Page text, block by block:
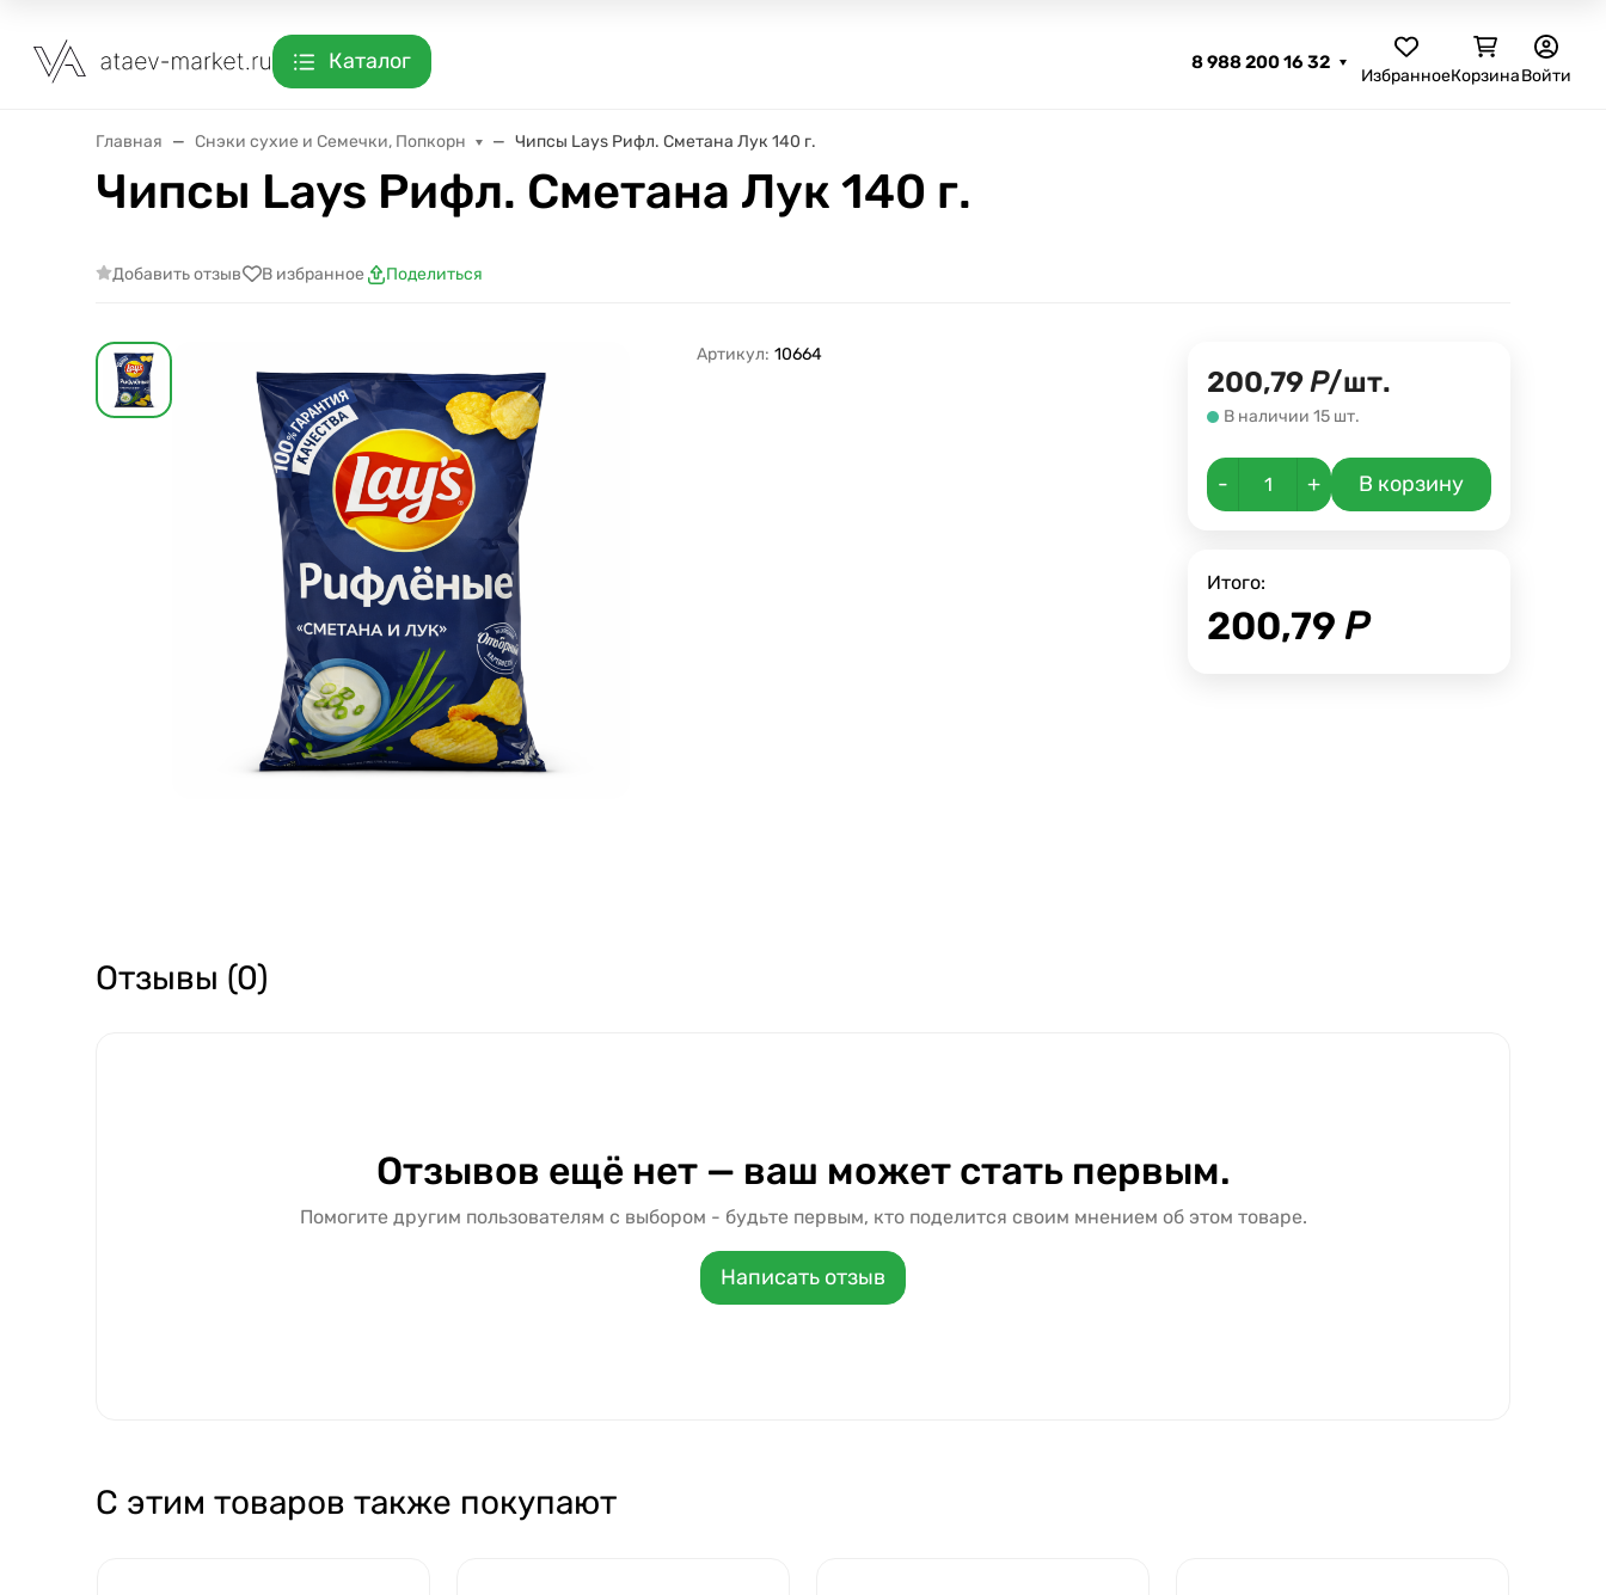
Каталог 8 988 200 16 32
ИзбранноеКорзинаВойти
Главная Снэки сухие и Семечки, Попкорн Чипсы Lays Рифл. Сметана Лук 140 г.
Чипсы Lays Рифл. Сметана Лук 140 г.
Добавить отзыв В избранное Поделиться
Артикул: 10664
200,79Р/шт.
В наличии 15 шт.
- + В корзину
Итого:
200,79 Р
Отзывы (0)
Отзывов ещё нет — ваш может стать первым.
Помогите другим пользователям с выбором - будьте первым, кто поделится своим мнением об этом товаре.
Написать отзыв
С этим товаров также покупают